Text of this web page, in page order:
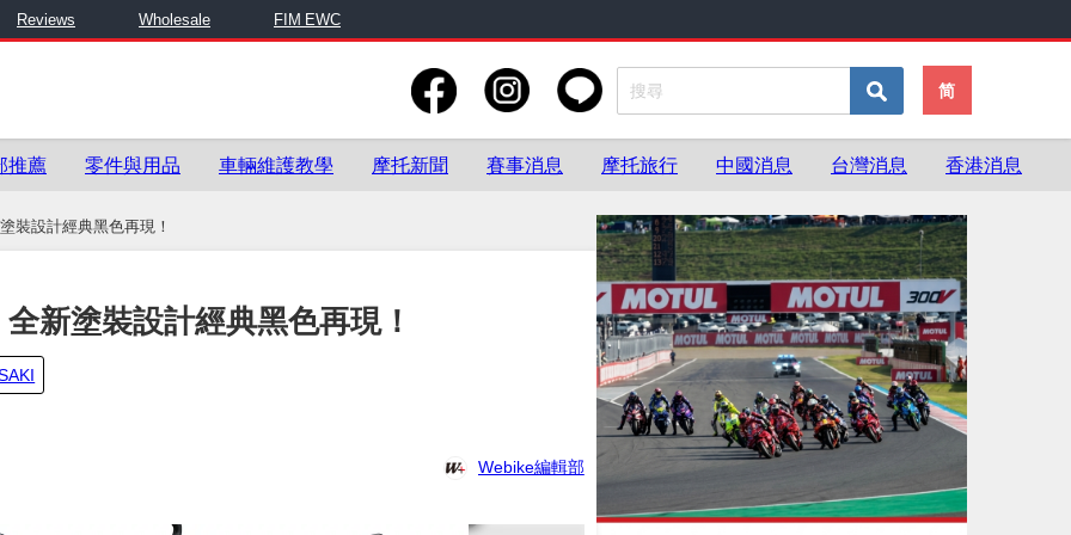
Reviews Wholesale FIM EWC
简
推薦 零件與用品 車輛維護教學 摩托新聞 賽事消息 摩托旅行 中國消息 台灣消息 香港消息
裝設計經典黑色再現！
新塗裝設計經典黑色再現！
Webike編輯部